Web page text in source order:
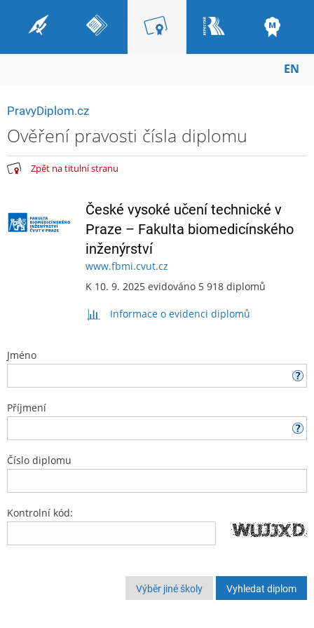
EN
PravyDiplom.cz
Ověření pravosti čísla diplomu
Zpět na titulní stranu
České vysoké učení technické v
Praze – Fakulta biomedicínského
inženýrství
www.fbmi.cvut.cz
K 10. 9. 2025 evidováno 5 918 diplomů
Informace o evidenci diplomů
Jméno
Příjmení
Číslo diplomu
Kontrolní kód:
Výběr jiné školy